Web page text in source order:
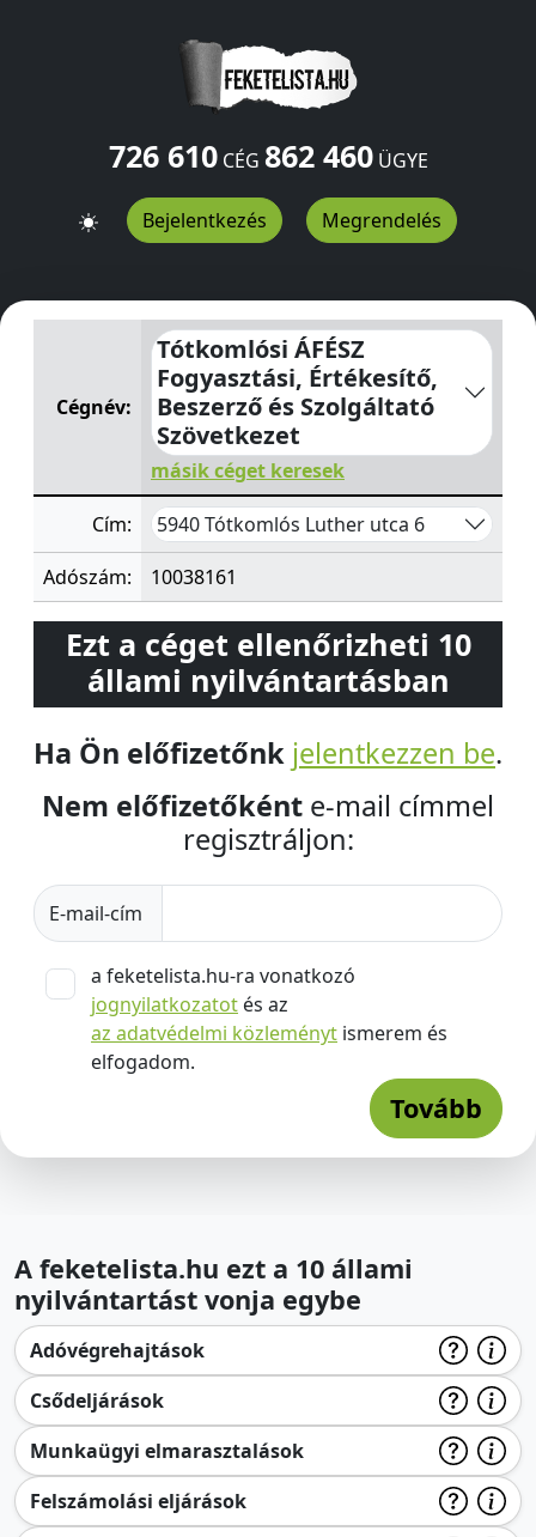
726 610CÉG 862 460ÜGYE
Bejelentkezés Megrendelés
Tótkomlósi ÁFÉSZ Fogyasztási, Értékesítő, Beszerző
Cégnév:
Tótkomlósi ÁFÉSZ
Fogyasztási, Értékesítő,
Beszerző és Szolgáltató
Szövetkezet
másik céget keresek
Cím: 5940 Tótkomlós Luther utca 6
Adószám: 10038161
Ezt a céget ellenőrizheti 10
állami nyilvántartásban
Ha Ön előfizetőnk jelentkezzen be.
Nem előfizetőként e-mail címmel
regisztráljon:
E-mail-cím
a feketelista.hu-ra vonatkozó
jognyilatkozatot és az
az adatvédelmi közleményt ismerem és
elfogadom.
Tovább
A feketelista.hu ezt a 10 állami
nyilvántartást vonja egybe
Adóvégrehajtások
Csődeljárások
Munkaügyi elmarasztalások
Felszámolási eljárások